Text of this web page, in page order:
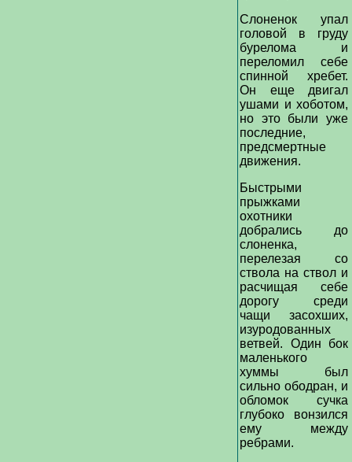
Слоненок упал
головой в груду
бурелома и
переломил себе
спинной хребет.
Он еще двигал
ушами и хоботом,
но это были уже
последние,
предсмертные
движения.
Быстрыми
прыжками
охотники
добрались до
слоненка,
перелезая со
ствола на ствол и
расчищая себе
дорогу среди
чащи засохших,
изуродованных
ветвей. Один бок
маленького
хуммы был
сильно ободран, и
обломок сучка
глубоко вонзился
ему между
ребрами.